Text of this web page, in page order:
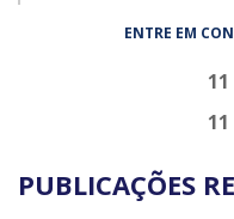
ENTRE EM
PUBLICAÇÕES